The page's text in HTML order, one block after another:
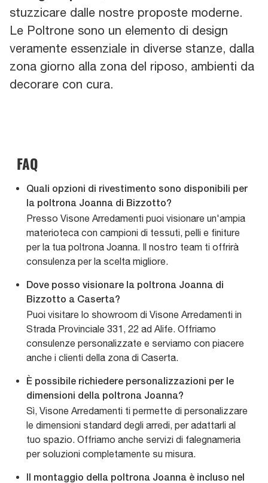
stuzzicare dalle nostre proposte moderne.
Le Poltrone sono un elemento di design
veramente essenziale in diverse stanze, dalla
zona giorno alla zona del riposo, ambienti da
decorare con cura.
FAQ
Quali opzioni di rivestimento sono disponibili per
la poltrona Joanna di Bizzotto?
Presso Visone Arredamenti puoi visionare un'ampia
materioteca con campioni di tessuti, pelli e finiture
per la tua poltrona Joanna. Il nostro team ti offrirà
consulenza per la scelta migliore.
Dove posso visionare la poltrona Joanna di
Bizzotto a Caserta?
Puoi visitare lo showroom di Visone Arredamenti in
Strada Provinciale 331, 22 ad Alife. Offriamo
consulenze personalizzate e serviamo con piacere
anche i clienti della zona di Caserta.
È possibile richiedere personalizzazioni per le
dimensioni della poltrona Joanna?
Sì, Visone Arredamenti ti permette di personalizzare
le dimensioni standard degli arredi, per adattarli al
tuo spazio. Offriamo anche servizi di falegnameria
per soluzioni completamente su misura.
Il montaggio della poltrona Joanna è incluso nel